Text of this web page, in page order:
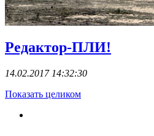
Редактор-ПЛИ!
14.02.2017 14:32:30
Показать целиком